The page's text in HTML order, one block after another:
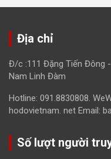
Địa chỉ
Đ/c :111 Đặng Tiến Đông
Nam Linh Đàm
Hotline: 091.8830808.
hodovietnam. net Email:
Số lượt người